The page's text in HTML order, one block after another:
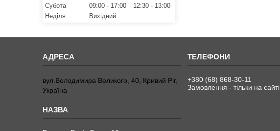
Субота
09:00 17:00 12:30
13:00
Неділя
Вихідний
вул.Володимира Великого, 40, Кривий Ріг,
Україна
+380 (68) 868-30-11
Замовлення - тільки на сайті